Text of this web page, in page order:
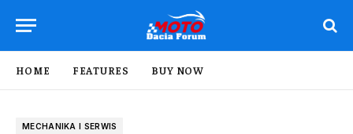
HOME FEATURES BUY NOW
MECHANIKA I SERWIS